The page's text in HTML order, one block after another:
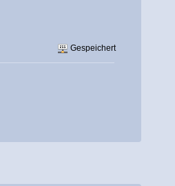
Gespeichert